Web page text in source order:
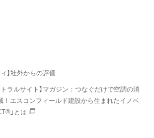
】社外からの評価
ラルサイト】マガジン：つなぐだけで空調の消
！エスコンフィールド建設から生まれたイノベ
」とは